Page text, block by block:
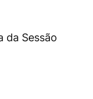
da Sessão